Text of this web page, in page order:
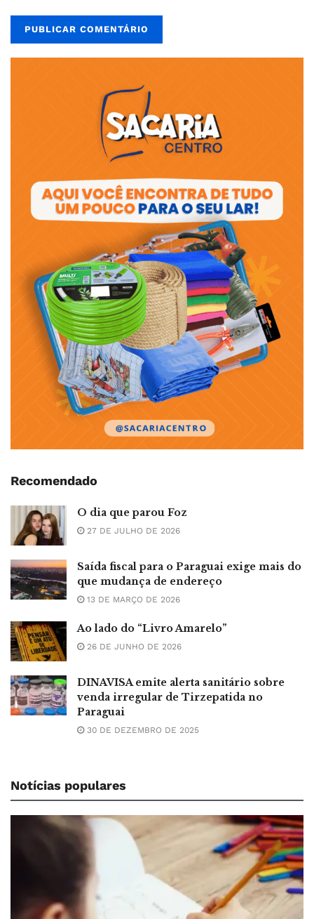
Recomendado
O dia que parou Foz
27 DE JULHO DE 2026
Saída fiscal para o Paraguai exige mais do
que mudança de endereço
13 DE MARÇO DE 2026
Ao lado do “Livro Amarelo”
26 DE JUNHO DE 2026
DINAVISA emite alerta sanitário sobre
venda irregular de Tirzepatida no
Paraguai
30 DE DEZEMBRO DE 2025
Notícias populares